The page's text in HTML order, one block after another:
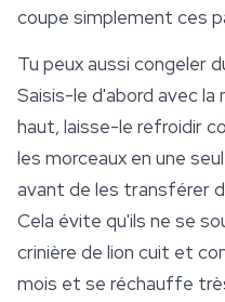
coupe simplement ces
Tu peux aussi congeler
Saisis-le d'abord avec
haut, laisse-le refroidir
les morceaux en une
avant de les transférer
Cela évite qu'ils ne se
crinière de lion cuit et
mois et se réchauffe